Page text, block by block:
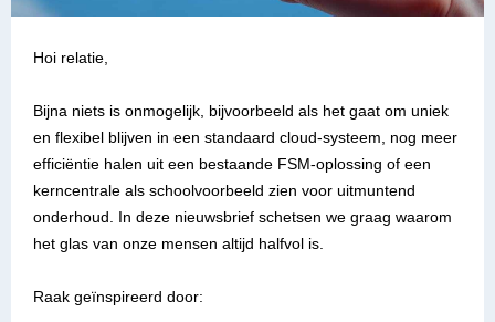
Hoi relatie,
Bijna niets is onmogelijk, bijvoorbeeld als het gaat om uniek
en flexibel blijven in een standaard cloud-systeem, nog meer
efficiëntie halen uit een bestaande FSM-oplossing of een
kerncentrale als schoolvoorbeeld zien voor uitmuntend
onderhoud. In deze nieuwsbrief schetsen we graag waarom
het glas van onze mensen altijd halfvol is.
Raak geïnspireerd door: